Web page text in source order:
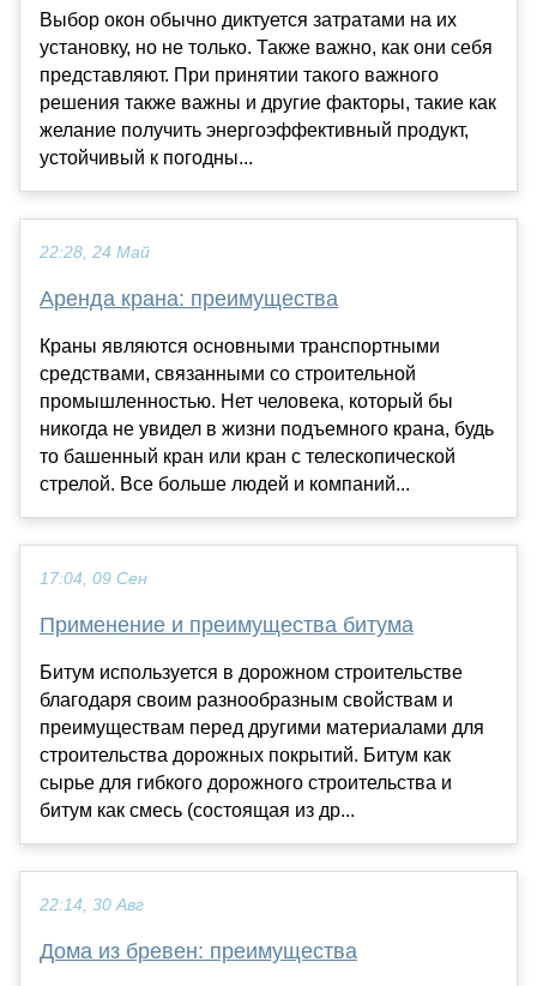
Выбор окон обычно диктуется затратами на их
установку, но не только. Также важно, как они себя
представляют. При принятии такого важного
решения также важны и другие факторы, такие как
желание получить энергоэффективный продукт,
устойчивый к погодны...
22:28, 24 Май
Аренда крана: преимущества
Краны являются основными транспортными
средствами, связанными со строительной
промышленностью. Нет человека, который бы
никогда не увидел в жизни подъемного крана, будь
то башенный кран или кран с телескопической
стрелой. Все больше людей и компаний...
17:04, 09 Сен
Применение и преимущества битума
Битум используется в дорожном строительстве
благодаря своим разнообразным свойствам и
преимуществам перед другими материалами для
строительства дорожных покрытий. Битум как
сырье для гибкого дорожного строительства и
битум как смесь (состоящая из др...
22:14, 30 Авг
Дома из бревен: преимущества